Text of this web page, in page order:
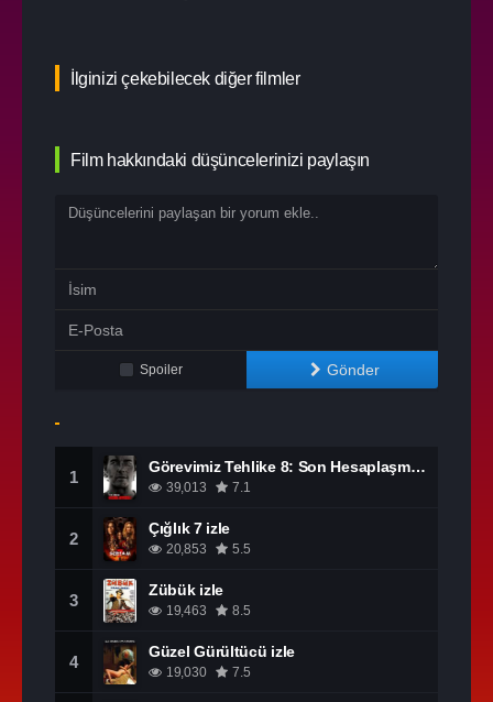
İlginizi çekebilecek diğer filmler
Film hakkındaki düşüncelerinizi paylaşın
Spoiler Gönder
1
Görevimiz Tehlike 8: Son Hesaplaşma izle
39,013 7.1
2
Çığlık 7 izle
20,853 5.5
3
Zübük izle
19,463 8.5
4
Güzel Gürültücü izle
19,030 7.5